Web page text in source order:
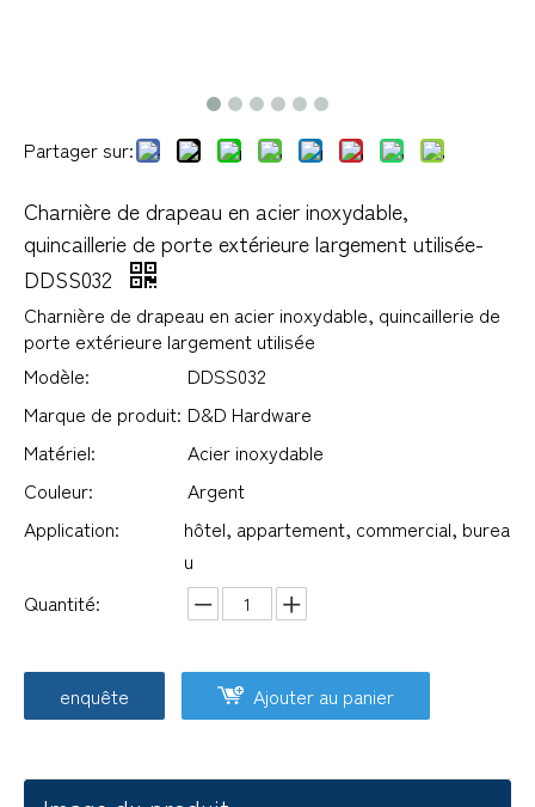
Partager sur:
Charnière de drapeau en acier inoxydable,
quincaillerie de porte extérieure largement utilisée-
DDSS032
Charnière de drapeau en acier inoxydable, quincaillerie de
porte extérieure largement utilisée
Modèle:
DDSS032
Marque de produit: D&D Hardware
Matériel:
Acier inoxydable
Couleur:
Argent
Application:
hôtel, appartement, commercial, burea
u
Quantité:
enquête Ajouter au panier